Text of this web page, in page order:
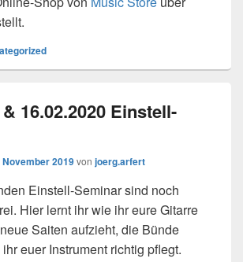
16.02.2020 Einstell-
November 2019von joerg.arfert
Einstell-Seminar sind noch
Hier lernt ihr wie ihr eure Gitarre
Saiten aufzieht, die Bünde
euer Instrument richtig pflegt.